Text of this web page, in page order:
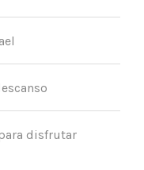
disfrutar